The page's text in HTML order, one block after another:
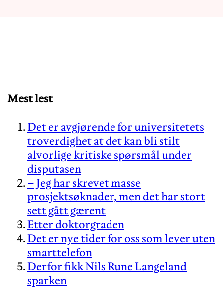
Mest lest
Det er avgjørende for universitetets
troverdighet at det kan bli stilt
alvorlige kritiske spørsmål under
disputasen
– Jeg har skrevet masse
prosjektsøknader, men det har stort
sett gått gærent
Etter doktorgraden
Det er nye tider for oss som lever uten
smarttelefon
Derfor fikk Nils Rune Langeland
sparken